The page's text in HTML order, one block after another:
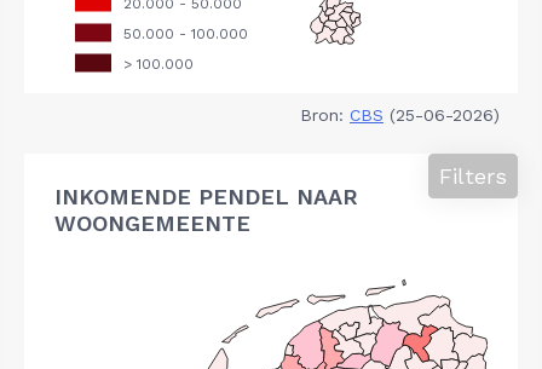
Bron: CBS (25-06-2026)
INKOMENDE PENDEL NAAR
WOONGEMEENTE
Filters